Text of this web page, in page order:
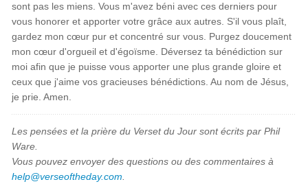
sont pas les miens. Vous m'avez béni avec ces derniers pour
vous honorer et apporter votre grâce aux autres. S'il vous plaît,
gardez mon cœur pur et concentré sur vous. Purgez doucement
mon cœur d'orgueil et d'égoïsme. Déversez ta bénédiction sur
moi afin que je puisse vous apporter une plus grande gloire et
ceux que j'aime vos gracieuses bénédictions. Au nom de Jésus,
je prie. Amen.
Les pensées et la prière du Verset du Jour sont écrits par Phil
Ware.
Vous pouvez envoyer des questions ou des commentaires à
help@verseoftheday.com